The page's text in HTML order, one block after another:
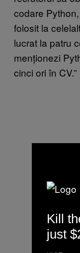
codare
folosit la
lucrat la patru
menționezi
cinci ori în CV.”
Kill
just